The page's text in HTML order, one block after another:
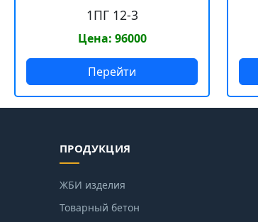
1ПГ 12-3
Цена: 96000
Перейти
ПРОДУКЦИЯ
ЖБИ изделия
Товарный бетон